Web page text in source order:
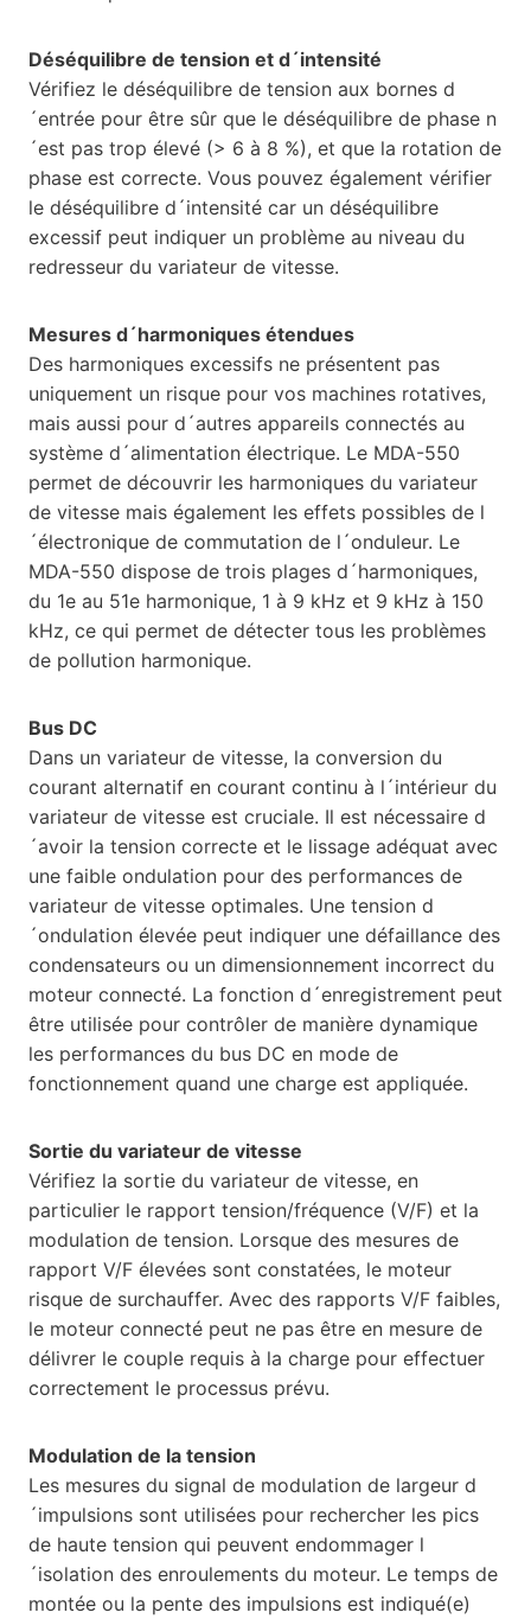
Déséquilibre de tension et d´intensité
Vérifiez le déséquilibre de tension aux bornes d
´entrée pour être sûr que le déséquilibre de phase n
´est pas trop élevé (> 6 à 8 %), et que la rotation de
phase est correcte. Vous pouvez également vérifier
le déséquilibre d´intensité car un déséquilibre
excessif peut indiquer un problème au niveau du
redresseur du variateur de vitesse.
Mesures d´harmoniques étendues
Des harmoniques excessifs ne présentent pas
uniquement un risque pour vos machines rotatives,
mais aussi pour d´autres appareils connectés au
système d´alimentation électrique. Le MDA-550
permet de découvrir les harmoniques du variateur
de vitesse mais également les effets possibles de l
´électronique de commutation de l´onduleur. Le
MDA-550 dispose de trois plages d´harmoniques,
du 1e au 51e harmonique, 1 à 9 kHz et 9 kHz à 150
kHz, ce qui permet de détecter tous les problèmes
de pollution harmonique.
Bus DC
Dans un variateur de vitesse, la conversion du
courant alternatif en courant continu à l´intérieur du
variateur de vitesse est cruciale. Il est nécessaire d
´avoir la tension correcte et le lissage adéquat avec
une faible ondulation pour des performances de
variateur de vitesse optimales. Une tension d
´ondulation élevée peut indiquer une défaillance des
condensateurs ou un dimensionnement incorrect du
moteur connecté. La fonction d´enregistrement peut
être utilisée pour contrôler de manière dynamique
les performances du bus DC en mode de
fonctionnement quand une charge est appliquée.
Sortie du variateur de vitesse
Vérifiez la sortie du variateur de vitesse, en
particulier le rapport tension/fréquence (V/F) et la
modulation de tension. Lorsque des mesures de
rapport V/F élevées sont constatées, le moteur
risque de surchauffer. Avec des rapports V/F faibles,
le moteur connecté peut ne pas être en mesure de
délivrer le couple requis à la charge pour effectuer
correctement le processus prévu.
Modulation de la tension
Les mesures du signal de modulation de largeur d
´impulsions sont utilisées pour rechercher les pics
de haute tension qui peuvent endommager l
´isolation des enroulements du moteur. Le temps de
montée ou la pente des impulsions est indiqué(e)